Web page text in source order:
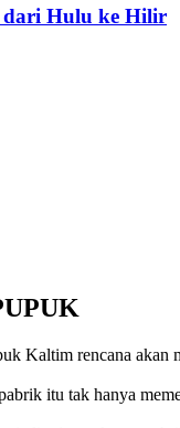
dari Hulu ke Hilir
Kaltim rencana akan
itu tak hanya